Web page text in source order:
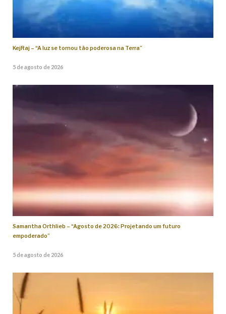
KejRaj – “A luz se tornou tão poderosa na Terra”
5 de agosto de 2026
Samantha Orthlieb – “Agosto de 2026: Projetando um futuro
empoderado”
5 de agosto de 2026